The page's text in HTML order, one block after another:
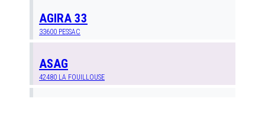
AGIRA 33
33600 PESSAC
ASAG
42480 LA FOUILLOUSE